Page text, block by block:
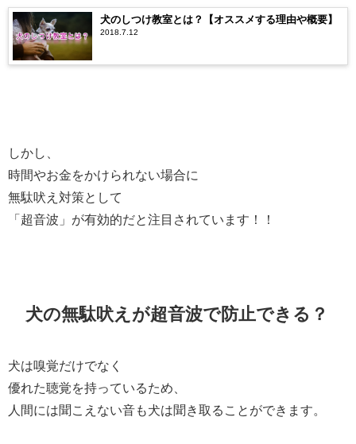
犬のしつけ教室とは？【オススメする理由や概要】
2018.7.12
しかし、
時間やお金をかけられない場合に
無駄吠え対策として
「超音波」が有効的だと注目されています！！
犬の無駄吠えが超音波で防止できる？
犬は嗅覚だけでなく
優れた聴覚を持っているため、
人間には聞こえない音も犬は聞き取ることができます。